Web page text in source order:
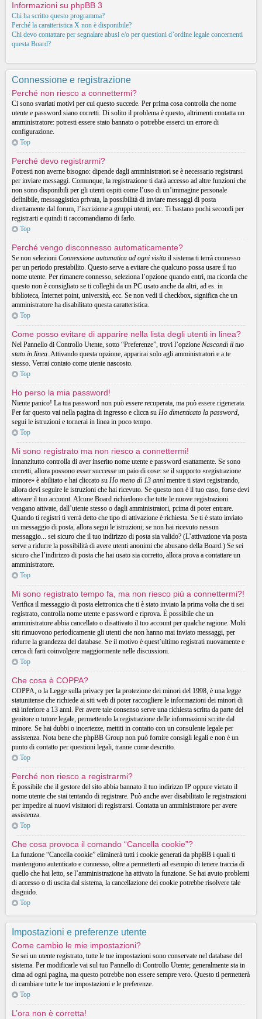
Informazioni su phpBB 3
Chi ha scritto questo programma?
Perché la caratteristica X non è disponibile?
Chi devo contattare per segnalare abusi e/o per questioni d’ordine legale concernenti
questa Board?
Connessione e registrazione
Perché non riesco a connettermi?
Ci sono svariati motivi per cui questo succede. Per prima cosa controlla che nome
utente e password siano corretti. Di solito il problema è questo, altrimenti contatta un
amministratore: potresti essere stato bannato o potrebbe esserci un errore di
configurazione.
Top
Perché devo registrarmi?
Potresti non averne bisogno: dipende dagli amministratori se è necessario registrarsi
per inviare messaggi. Comunque, la registrazione ti darà accesso ad altre funzioni che
non sono disponibili per gli utenti ospiti come l’uso di un’immagine personale
definibile, messaggistica privata, la possibilità di inviare messaggi di posta
direttamente dal forum, l’iscrizione a gruppi utenti, ecc. Ti bastano pochi secondi per
registrarti e quindi ti raccomandiamo di farlo.
Top
Perché vengo disconnesso automaticamente?
Se non selezioni Connessione automatica ad ogni visita il sistema ti terrà connesso
per un periodo prestabilito. Questo serve a evitare che qualcuno possa usare il tuo
nome utente. Per rimanere connesso, seleziona l’opzione quando entri, ma ricorda che
questo non è consigliato se ti colleghi da un PC usato anche da altri, ad es. in
biblioteca, Internet point, università, ecc. Se non vedi il checkbox, significa che un
amministratore ha disabilitato questa caratteristica.
Top
Come posso evitare di apparire nella lista degli utenti in linea?
Nel Pannello di Controllo Utente, sotto “Preferenze”, trovi l’opzione Nascondi il tuo
stato in linea. Attivando questa opzione, apparirai solo agli amministratori e a te
stesso. Verrai contato come utente nascosto.
Top
Ho perso la mia password!
Niente panico! La tua password non può essere recuperata, ma può essere rigenerata.
Per far questo vai nella pagina di ingresso e clicca su Ho dimenticato la password,
segui le istruzioni e tornerai in linea in poco tempo.
Top
Mi sono registrato ma non riesco a connettermi!
Innanzitutto controlla di aver inserito nome utente e password esattamente. Se sono
corretti, allora possono esser successe un paio di cose: se il supporto «registrazione
minore» è abilitato e hai cliccato su Ho meno di 13 anni mentre ti stavi registrando,
allora devi seguire le istruzioni che hai ricevuto. Se questo non è il tuo caso, forse devi
attivare il tuo account. Alcune Board richiedono che tutte le nuove registrazioni
vengano attivate, dall’utente stesso o dagli amministratori, prima di poter entrare.
Quando ti registri ti verrà detto che tipo di attivazione è richiesta. Se ti è stato inviato
un messaggio di posta, allora segui le istruzioni; se non hai ricevuto nessun
messaggio... sei sicuro che il tuo indirizzo di posta sia valido? (L’attivazione via posta
serve a ridurre la possibilità di avere utenti anonimi che abusano della Board.) Se sei
sicuro che l’indirizzo di posta che hai usato sia corretto, allora prova a contattare un
amministratore.
Top
Mi sono registrato tempo fa, ma non riesco piú a connettermi?!
Verifica il messaggio di posta elettronica che ti è stato inviato la prima volta che ti sei
registrato, controlla nome utente e password e riprova. È possibile che un
amministratore abbia cancellato o disattivato il tuo account per qualche ragione. Molti
siti rimuovono periodicamente gli utenti che non hanno mai inviato messaggi, per
ridurre la grandezza del database. Se il motivo è quest’ultimo registrati nuovamente e
cerca di farti coinvolgere maggiormente nelle discussioni.
Top
Che cosa è COPPA?
COPPA, o la Legge sulla privacy per la protezione dei minori del 1998, è una legge
statunitense che richiede ai siti web di poter raccogliere le informazioni dei minori di
età inferiore a 13 anni. Per avere tale consenso serve una richiesta scritta da parte del
genitore o tutore legale, permettendo la registrazione delle informazioni scritte dal
minore. Se hai dubbi o incertezze, mettiti in contatto con un consulente legale per
assistenza. Nota bene che phpBB Group non può fornire consigli legali e non è un
punto di contatto per questioni legali, tranne come descritto.
Top
Perché non riesco a registrarmi?
È possibile che il gestore del sito abbia bannato il tuo indirizzo IP oppure vietato il
nome utente che stai tentando di registrare. Può anche aver disabilitato le registrazioni
per impedire ai nuovi visitatori di registrarsi. Contatta un amministratore per avere
assistenza.
Top
Che cosa provoca il comando “Cancella cookie”?
La funzione “Cancella cookie” eliminerà tutti i cookie generati da phpBB i quali ti
mantengono autenticato e connesso, oltre a permetterti ad esempio di tenere traccia di
quello che hai letto, se l’amministrazione ha attivato la funzione. Se hai avuto problemi
di accesso o di uscita dal sistema, la cancellazione dei cookie potrebbe risolvere tale
disguido.
Top
Impostazioni e preferenze utente
Come cambio le mie impostazioni?
Se sei un utente registrato, tutte le tue impostazioni sono conservate nel database del
sistema. Per modificarle vai sul tuo Pannello di Controllo Utente; generalmente sta in
cima ad ogni pagina, ma questo potrebbe non essere sempre vero. Questo ti permetterà
di cambiare tutte le tue impostazioni e le preferenze.
Top
L’ora non è corretta!